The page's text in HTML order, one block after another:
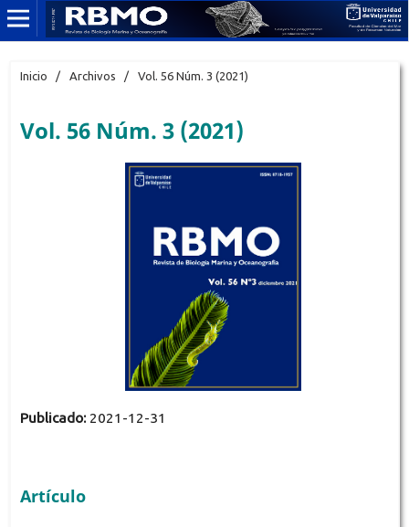
Inicio / Archivos / Vol. 56 Núm. 3 (2021)
Vol. 56 Núm. 3 (2021)
Publicado: 2021-12-31
Artículo